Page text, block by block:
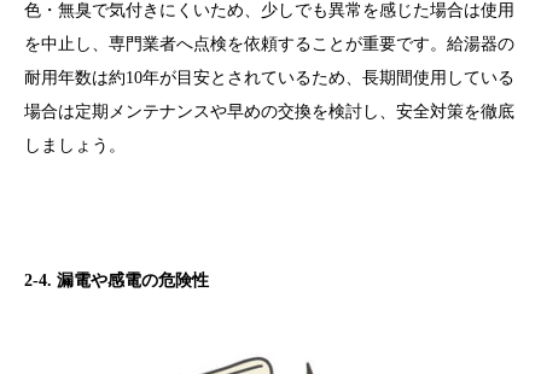
色・無臭で気付きにくいため、少しでも異常を感じた場合は使用
を中止し、専門業者へ点検を依頼することが重要です。給湯器の
耐用年数は約10年が目安とされているため、長期間使用している
場合は定期メンテナンスや早めの交換を検討し、安全対策を徹底
しましょう。
2-4. 漏電や感電の危険性